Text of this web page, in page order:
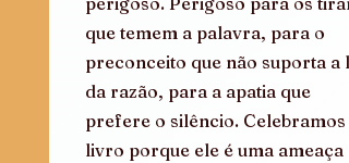
que temem a palavra, para o
preconceito que não suporta a
da razão, para a apatia que
prefere o silêncio. Celebramos
livro porque ele é uma ameaça